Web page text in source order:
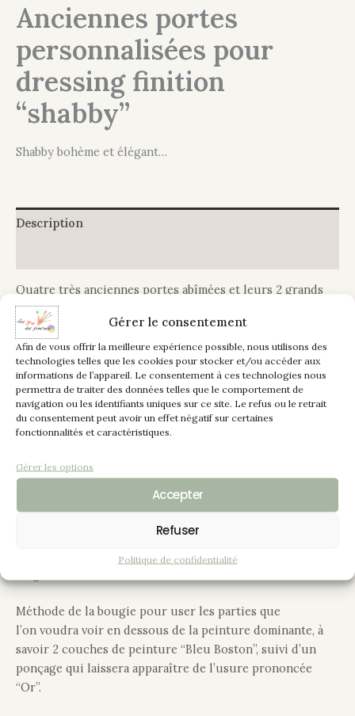
Gérer le consentement
Afin de vous offrir la meilleure expérience possible, nous utilisons des
technologies telles que les cookies pour stocker et/ou accéder aux
informations de l’appareil. Le consentement à ces technologies nous
permettra de traiter des données telles que le comportement de
navigation ou les identifiants uniques sur ce site. Le refus ou le retrait
du consentement peut avoir un effet négatif sur certaines
fonctionnalités et caractéristiques.
Gérer les options
Accepter
Refuser
Politique de confidentialité
Anciennes portes
personnalisées pour
dressing finition
“shabby”
Shabby bohème et élégant…
Description
Quatre très anciennes portes abîmées et leurs 2 grands
châssis en bois massif, récupérés pour les adapter à un
dressing en chêne fait sur mesure dans une pièce très
contemporaine au charme de l’ancien.
Comme on pourra le constater sur ces photos, ces portes
et châssis étaient complètement à décaper mais la
peinture de l’époque à plomb ne fut pas une mince affaire
pour en venir à bout malgré un aérogommage poussé.
Une fois les supports propres, le souhait étaient de
conserver un aspect très usé, authentique mais claquant
et chic. La finition shabby a été retenue, les portes,
montants ont été peints en “Or riche”, ajout dans les
rectangles centraux d’un cannage en relief pour ce côté
Méthode de la bougie pour user les parties que
l’on voudra voir en dessous de la peinture dominante, à
savoir 2 couches de peinture “Bleu Boston”, suivi d’un
ponçage qui laissera apparaître de l’usure prononcée
“Or”.